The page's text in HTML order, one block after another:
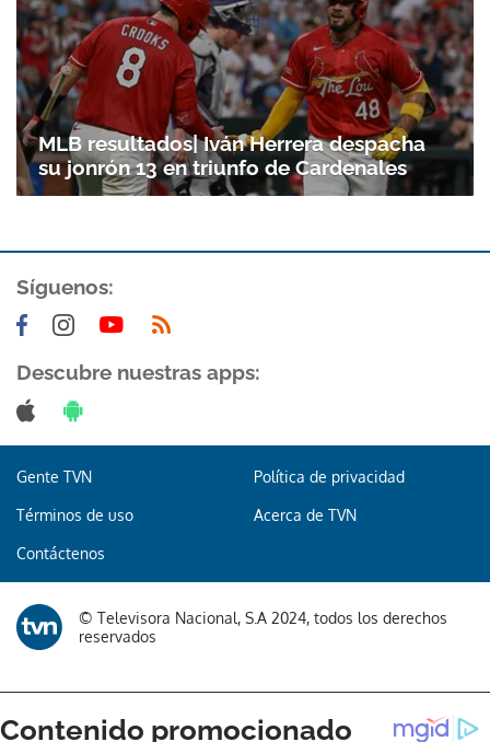
MLB resultados| Iván Herrera despacha
su jonrón 13 en triunfo de Cardenales
Síguenos:
Descubre nuestras apps:
Gente TVN Política de privacidad
Términos de uso Acerca de TVN
Contáctenos
© Televisora Nacional, S.A 2024, todos los derechos
reservados